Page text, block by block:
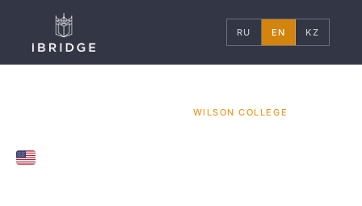
RU EN KZ
WILSON COLLEGE